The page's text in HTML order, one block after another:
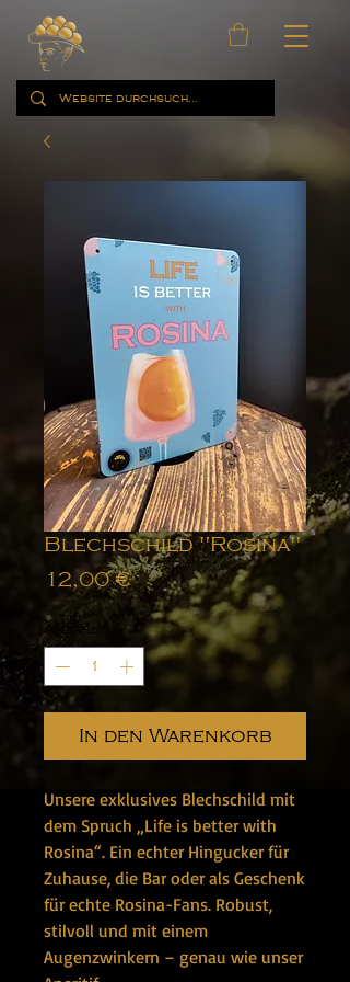
Blechschild "Rosina"
12,00 €Preis
Anzahl
In den Warenkorb
Unsere exklusives Blechschild mit
dem Spruch „Life is better with
Rosina“. Ein echter Hingucker für
Zuhause, die Bar oder als Geschenk
für echte Rosina-Fans. Robust,
stilvoll und mit einem
Augenzwinkern – genau wie unser